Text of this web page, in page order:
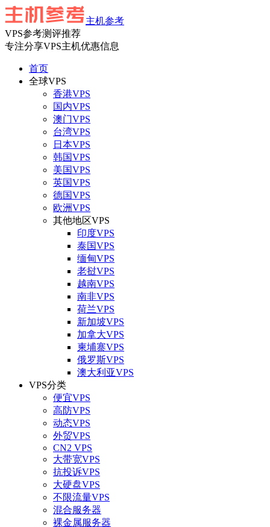
主机参考
VPS参考测评推荐
专注分享VPS主机优惠信息
首页
全球VPS
香港VPS
国内VPS
澳门VPS
台湾VPS
日本VPS
韩国VPS
美国VPS
英国VPS
德国VPS
欧洲VPS
其他地区VPS
印度VPS
泰国VPS
缅甸VPS
老挝VPS
越南VPS
南非VPS
荷兰VPS
新加坡VPS
加拿大VPS
柬埔寨VPS
俄罗斯VPS
澳大利亚VPS
VPS分类
便宜VPS
高防VPS
动态VPS
外贸VPS
CN2 VPS
大带宽VPS
抗投诉VPS
大硬盘VPS
不限流量VPS
混合服务器
裸金属服务器